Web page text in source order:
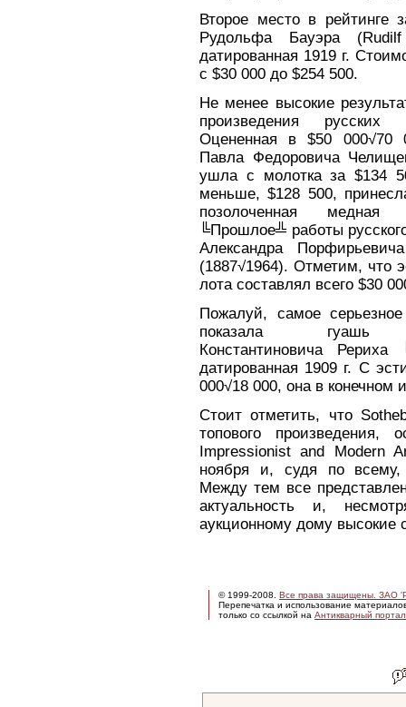
Второе место в рейтинге
Рудольфа Бауэра
датированная 1919 г.
с $30 000 до $254 500.
Не менее высокие
произведения русских
Оцененная в $50 000√70
Павла Федоровича
ушла с молотка за $134
меньше, $128 500,
позолоченная медная
╚Прошлое╩ работы
Александра
(1887√1964). Отметим, что
лота составлял всего $30
Пожалуй, самое
показала гуашь
Константиновича Рериха
датированная 1909 г. С
000√18 000, она в конечном
Стоит отметить, что
топового
Impressionist and Modern
ноября и, судя по всему,
Между тем все
актуальность и,
аукционному дому высокие
© 1999-2008. Все права защищены. ЗАО
Перепечатка и использование
только со ссылкой на Антикварный